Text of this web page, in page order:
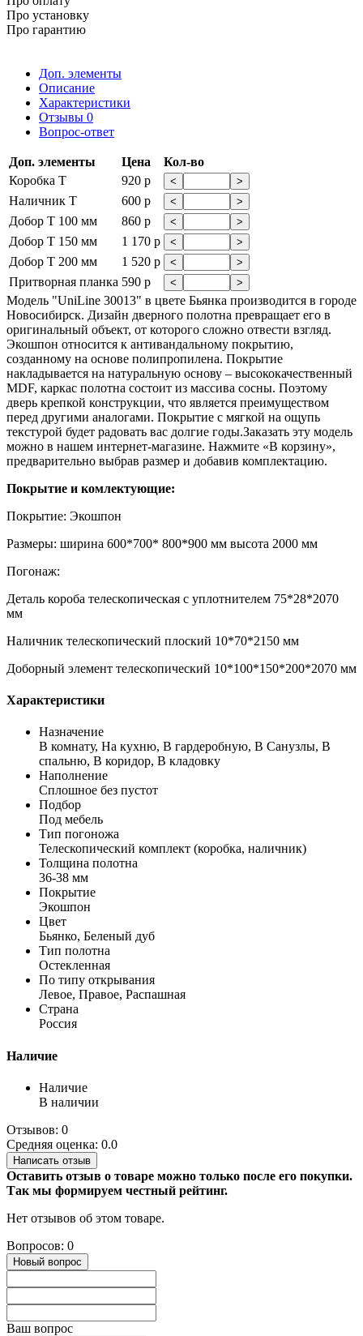
Про установку
Про гарантию
Доп. элементы
Описание
Характеристики
Отзывы 0
Вопрос-ответ
Доп. элементы Цена
Кол-во
Коробка Т
920 р < >
Наличник Т 600 р < >
Добор Т 100 мм 860 р < >
Добор Т 150 мм 1 170 р < >
Добор Т 200 мм 1 520 р < >
Притворная планка 590 р < >
Модель "UniLine 30013" в цвете Бьянка производится в городе
Новосибирск. Дизайн дверного полотна превращает его в
оригинальный объект, от которого сложно отвести взгляд.
Экошпон относится к антивандальному покрытию,
созданному на основе полипропилена. Покрытие
накладывается на натуральную основу – высококачественный
MDF, каркас полотна состоит из массива сосны. Поэтому
дверь крепкой конструкции, что является преимуществом
перед другими аналогами. Покрытие с мягкой на ощупь
текстурой будет радовать вас долгие годы.Заказать эту модель
можно в нашем интернет-магазине. Нажмите «В корзину»,
предварительно выбрав размер и добавив комплектацию.
Покрытие и комлектующие:
Покрытие: Экошпон
Размеры: ширина 600*700* 800*900 мм высота 2000 мм
Погонаж:
Деталь короба телескопическая с уплотнителем 75*28*2070
мм
Наличник телескопический плоский 10*70*2150 мм
Доборный элемент телескопический 10*100*150*200*2070 мм
Характеристики
Назначение
В комнату, На кухню, В гардеробную, В Санузлы, В
спальню, В коридор, В кладовку
Наполнение
Сплошное без пустот
Подбор
Под мебель
Тип погоножа
Телескопический комплект (коробка, наличник)
Толщина полотна
36-38 мм
Покрытие
Экошпон
Цвет
Бьянко, Беленый дуб
Тип полотна
Остекленная
По типу открывания
Левое, Правое, Распашная
Страна
Россия
Наличие
Наличие
В наличии
Отзывов: 0
Средняя оценка: 0.0
Написать отзыв
Оставить отзыв о товаре можно только после его покупки.
Так мы формируем честный рейтинг.
Нет отзывов об этом товаре.
Вопросов: 0
Новый вопрос
Ваш вопрос